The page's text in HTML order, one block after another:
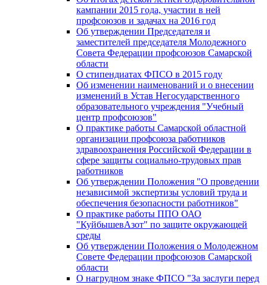
кампании 2015 года, участии в ней
профсоюзов и задачах на 2016 год
Об утверждении Председателя и
заместителей председателя Молодежного
Совета Федерации профсоюзов Самарской
области
О стипендиатах ФПСО в 2015 году
Об изменении наименований и о внесении
изменений в Устав Негосударственного
образовательного учреждения "Учебный
центр профсоюзов"
О практике работы Самарской областной
организации профсоюза работников
здравоохранения Российской Федерации в
сфере защиты социально-трудовых прав
работников
Об утверждении Положения "О проведении
независимой экспертизы условий труда и
обеспечения безопасности работников"
О практике работы ППО ОАО
"КуйбышевАзот" по защите окружающей
среды
Об утверждении Положения о Молодежном
Совете Федерации профсоюзов Самарской
области
О нагрудном знаке ФПСО "За заслуги перед